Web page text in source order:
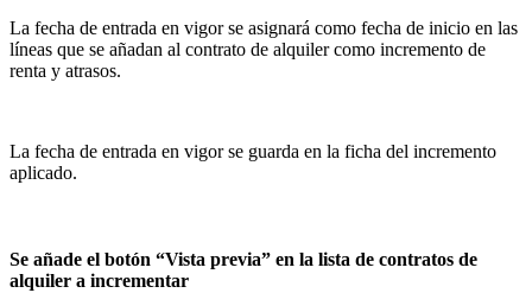
La fecha de entrada en vigor se asignará como fecha de inicio en las
líneas que se añadan al contrato de alquiler como incremento de
renta y atrasos.
La fecha de entrada en vigor se guarda en la ficha del incremento
aplicado.
Se añade el botón “Vista previa” en la lista de contratos de
alquiler a incrementar